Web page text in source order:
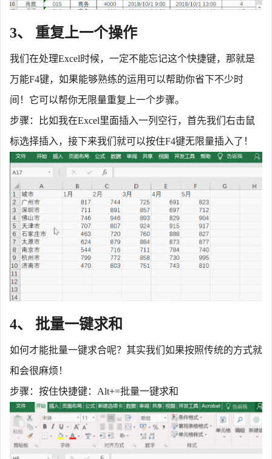
3、 重复上一个操作
我们在处理Excel时候，一定不能忘记这个快捷键，那就是
万能F4键，如果能够熟练的运用可以帮助你省下不少时
间！它可以帮你无限量重复上一个步骤。
步骤：比如我在Excel里面插入一列空行，首先我们右击鼠
标选择插入，接下来我们就可以按住F4键无限量插入了！
4、 批量一键求和
如何才能批量一键求合呢？其实我们如果按照传统的方式就
和会很麻烦！
步骤：按住快捷键： Alt+=批量一键求和